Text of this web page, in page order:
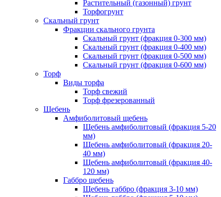
Растительный (газонный) грунт
Торфогрунт
Скальный грунт
Фракции скального грунта
Скальный грунт (фракция 0-300 мм)
Скальный грунт (фракция 0-400 мм)
Скальный грунт (фракция 0-500 мм)
Скальный грунт (фракция 0-600 мм)
Торф
Виды торфа
Торф свежий
Торф фрезерованный
Щебень
Амфиболитовый щебень
Щебень амфиболитовый (фракция 5-20
мм)
Щебень амфиболитовый (фракция 20-
40 мм)
Щебень амфиболитовый (фракция 40-
120 мм)
Габбро щебень
Щебень габбро (фракция 3-10 мм)